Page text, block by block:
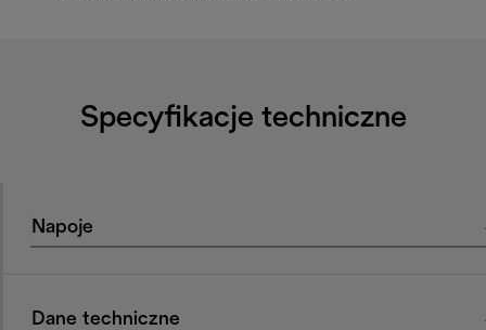
Specyfikacje techniczne
Napoje
Dane techniczne